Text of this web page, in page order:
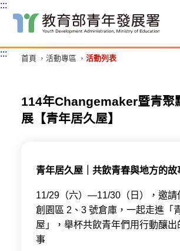
主
要
塊
:::
::: 首頁 活動專區 活動列表
114年Changemaker暨青聚
展【青年居久屋】
青年居久屋｜共飲青春與地方的故
11/29（六）—11/30（日），邀請
創園區 2、3 號倉庫，一起走進「
屋」，舉杯共飲青年們用行動釀出
事